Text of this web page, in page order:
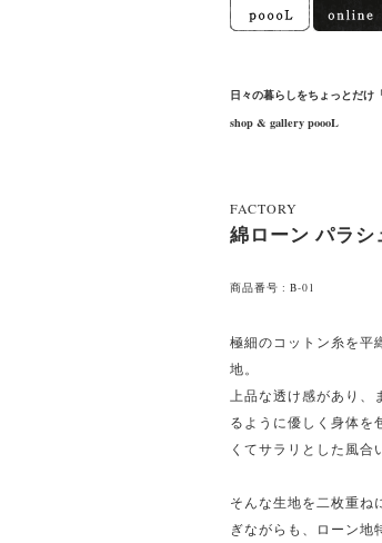
日々の暮らしをちょっとだけ
shop & gallery poooL
FACTORY
綿ローン パラ
商品番号 : B-01
極細のコットン糸を平
地。
上品な透け感があり
るように優しく身体を
くてサラリとした風合
そんな生地を二枚重ね
ぎながらも、ローン地